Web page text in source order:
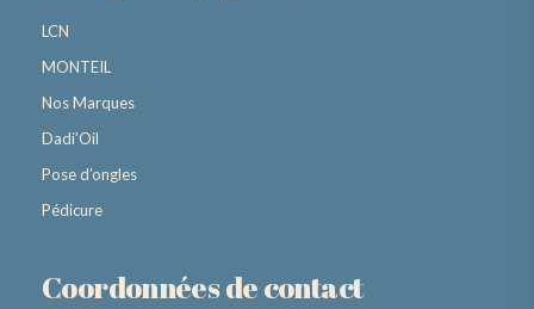
LCN
MONTEIL
Nos Marques
Dadi’Oil
Pose d’ongles
Pédicure
Coordonnées de contact